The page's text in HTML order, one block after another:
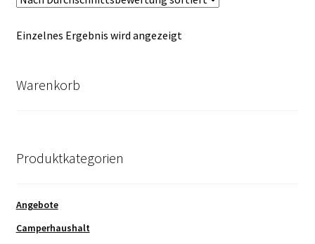
Einzelnes Ergebnis wird angezeigt
Warenkorb
Produktkategorien
Angebote
Camperhaushalt